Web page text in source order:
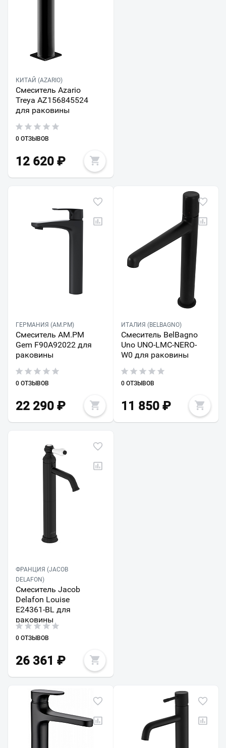
КИТАЙ (AZARIO)
Смеситель Azario
Treya AZ156845524
для раковины
0 ОТЗЫВОВ
12 620 ₽
ГЕРМАНИЯ (AM.PM)
Смеситель AM.PM
Gem F90A92022 для
раковины
0 ОТЗЫВОВ
22 290 ₽
ИТАЛИЯ (BELBAGNO)
Смеситель BelBagno
Uno UNO-LMC-NERO-
W0 для раковины
0 ОТЗЫВОВ
11 850₽
ФРАНЦИЯ (JACOB
DELAFON)
Смеситель Jacob
Delafon Louise
E24361-BL для
раковины
0 ОТЗЫВОВ
26 361 ₽